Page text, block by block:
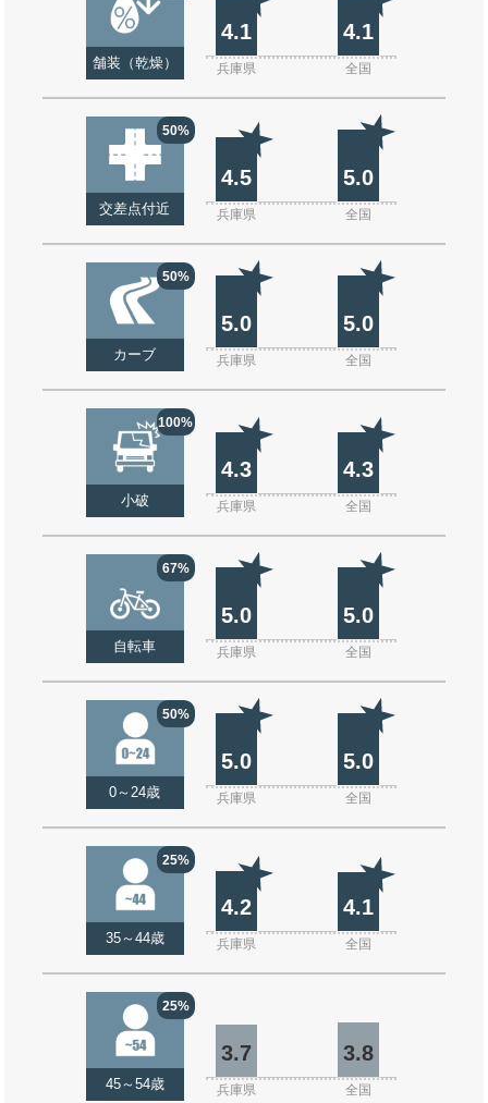
舗装（乾燥）
4.1 4.1
兵庫県 全国
50%
交差点付近
4.5 5.0
兵庫県 全国
50%
カーブ
5.0 5.0
兵庫県 全国
100%
小破
4.3 4.3
兵庫県 全国
67%
自転車
5.0 5.0
兵庫県 全国
50%
0～24歳
5.0 5.0
兵庫県 全国
25%
35～44歳
4.2 4.1
兵庫県 全国
25%
45～54歳
3.7 3.8
兵庫県 全国